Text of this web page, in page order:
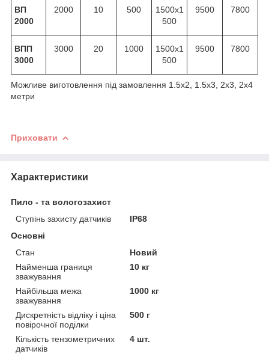
ВП
2000
2000 10 500
1500х1
500
9500 7800
ВПП
3000
3000 20 1000
1500х1
500
9500 7800
Можливе виготовлення під замовлення 1.5х2, 1.5х3, 2х3, 2х4
метри
Приховати
Характеристики
Пило - та вологозахист
Ступінь захисту датчиків
IP68
Основні
Стан
Новий
Найменша границя
зважування
10 кг
Найбільша межа
зважування
1000 кг
Дискретність відліку і ціна
повірочної поділки
500 г
Кількість тензометричних
датчиків
4 шт.